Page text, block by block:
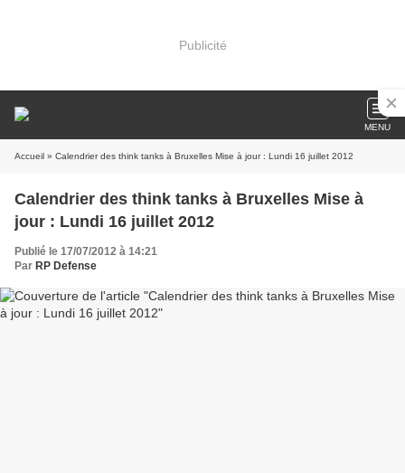
Publicité
MENU
Accueil » Calendrier des think tanks à Bruxelles Mise à jour : Lundi 16 juillet 2012
Calendrier des think tanks à Bruxelles Mise à
jour : Lundi 16 juillet 2012
Publié le 17/07/2012 à 14:21
Par RP Defense